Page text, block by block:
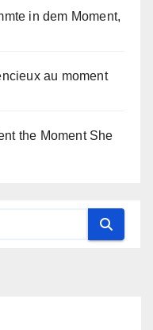
in dem Moment,
au moment
the Moment She